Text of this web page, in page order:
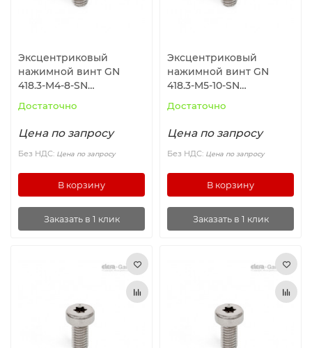
Эксцентриковый
нажимной винт GN
418.3-M4-8-SN
Достаточно
Цена по запросу
Без НДС: Цена по запросу
В корзину
Заказать в 1 клик
Эксцентриковый
нажимной винт GN
418.3-M5-10-SN
Достаточно
Цена по запросу
Без НДС: Цена по запросу
В корзину
Заказать в 1 клик